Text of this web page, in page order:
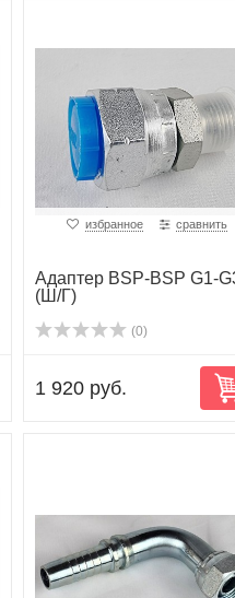
избранное сравнить
Адаптер BSP-BSP G1-
(Ш/Г)
(0)
1 920 руб.